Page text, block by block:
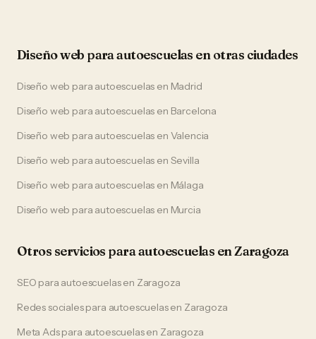
Diseño web paraautoescuelas en otras ciudades
Diseño web para autoescuelas en Madrid
Diseño web para autoescuelas en Barcelona
Diseño web para autoescuelas en Valencia
Diseño web para autoescuelas en Sevilla
Diseño web para autoescuelas en Málaga
Diseño web para autoescuelas en Murcia
Otros servicios paraautoescuelas enZaragoza
SEO para autoescuelasen Zaragoza
Redes socialespara autoescuelasen Zaragoza
Meta Adspara autoescuelasen Zaragoza